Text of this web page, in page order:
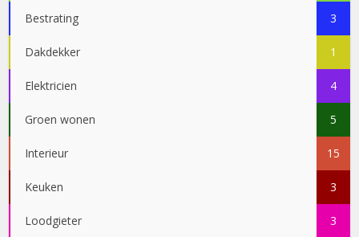
Bestrating 3
Dakdekker 1
Elektricien 4
Groen wonen 5
Interieur 15
Keuken 3
Loodgieter 3